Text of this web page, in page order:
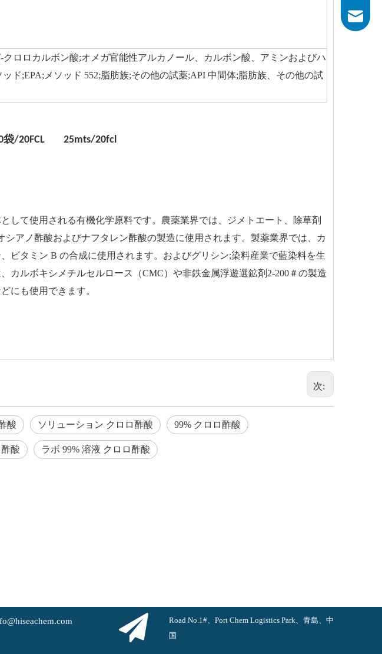
ロロカルボン酸;オメガ官能性アルカノール、カルボン酸、アミンおよびハ
ド;EPA;メソッド 552;脂肪族;その他の試薬;API 中間体;脂肪族、その他の試
25mts/20fcl
して使用される有機化学原料です。農薬業界では、ジメトエート、除草剤
シアノ酢酸およびナフタレン酢酸の製造に使用されます。製薬業界では、カ
ビタミン B の合成に使用されます。およびグリシン;染料産業で藍染料を生
カルボキシメチルセルロース（CMC）や非鉄金属浮遊選鉱剤2-200＃の製造
にも使用できます。
次:
酸 ソリューション クロロ酢酸 99% クロロ酢酸
酸 ラボ 99% 溶液 クロロ酢酸
Road No.1#、Port Chem Logistics Park、青島、中
国